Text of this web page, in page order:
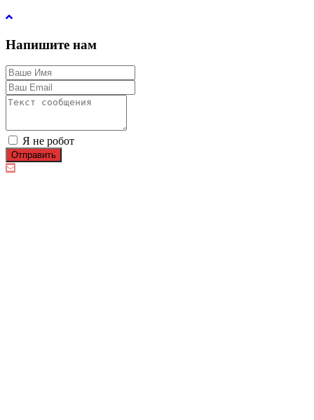
Напишите нам
Я не робот
Отправить